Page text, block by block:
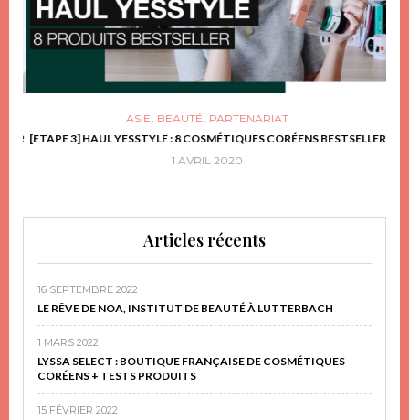
ASIE, BEAUTÉ, PARTENARIAT
[ETAPE 3] HAUL YESSTYLE : 8 COSMÉTIQUES CORÉENS BESTSELLER
1 AVRIL 2020
Articles récents
16 SEPTEMBRE 2022
LE RÊVE DE NOA, INSTITUT DE BEAUTÉ À LUTTERBACH
1 MARS 2022
LYSSA SELECT : BOUTIQUE FRANÇAISE DE COSMÉTIQUES
CORÉENS + TESTS PRODUITS
15 FÉVRIER 2022